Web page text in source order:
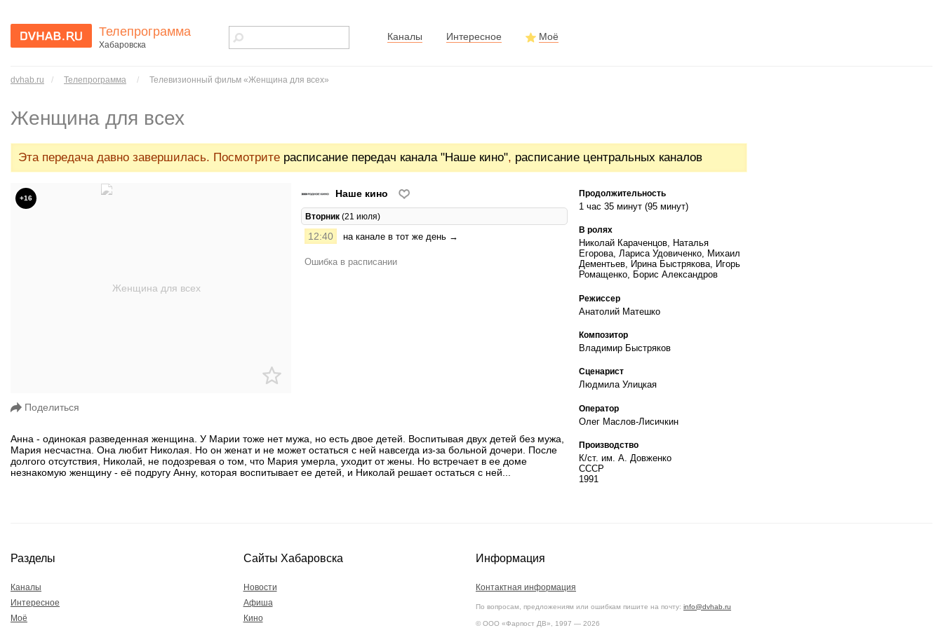
Хабаровска
Телепрограмма
Хабаровска
Каналы Интересное Моё
dvhab.ru / Телепрограмма / Телевизионный фильм «Женщина для всех»
Женщина для всех
Эта передача давно завершилась. Посмотрите расписание передач канала "Наше кино", расписание центральных каналов
+16
Поделиться
Наше кино
Вторник (21 июля)
12:40 на канале в тот же день →
Ошибка в расписании
Анна - одинокая разведенная женщина. У Марии тоже нет мужа, но есть двое детей. Воспитывая двух детей без мужа,
Мария несчастна. Она любит Николая. Но он женат и не может остаться с ней навсегда из-за больной дочери. После
долгого отсутствия, Николай, не подозревая о том, что Мария умерла, уходит от жены. Но встречает в ее доме
незнакомую женщину - её подругу Анну, которая воспитывает ее детей, и Николай решает остаться с ней...
Продолжительность
1 час 35 минут (95 минут)
В ролях
Николай Караченцов, Наталья
Егорова, Лариса Удовиченко, Михаил
Дементьев, Ирина Быстрякова, Игорь
Ромащенко, Борис Александров
Режиссер
Анатолий Матешко
Композитор
Владимир Быстряков
Сценарист
Людмила Улицкая
Оператор
Олег Маслов-Лисичкин
Производство
К/ст. им. А. Довженко
СССР
1991
Разделы
Каналы
Интересное
Моё
Сайты Хабаровска
Новости
Афиша
Кино
Информация
Контактная информация
По вопросам, предложениям или ошибкам пишите на почту: info@dvhab.ru
© ООО «Фарпост ДВ», 1997 — 2026